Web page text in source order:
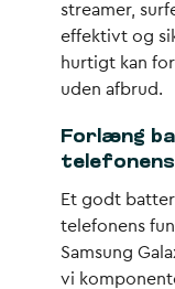
streamer,
effektivt og
hurtigt kan
uden afbrud.
Forlæng
Et godt
telefonens
Samsung
vi